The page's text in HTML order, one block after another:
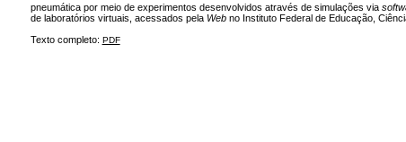
pneumática por meio de experimentos desenvolvidos através de simulações via
de laboratórios virtuais, acessados pela Webno Instituto Federal de Educação,
Texto completo: PDF